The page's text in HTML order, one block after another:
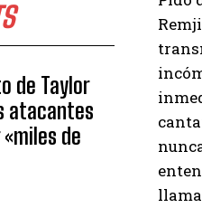
de Taylor
atacantes
de